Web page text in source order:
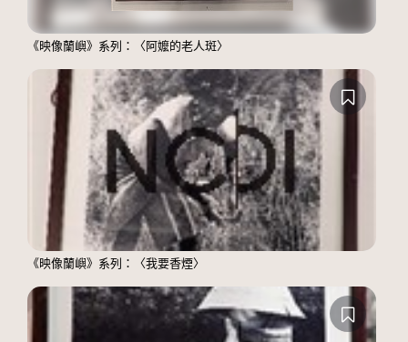
《映像蘭嶼》系列：〈阿嬤的老人斑〉
《映像蘭嶼》系列：〈我要香煙〉